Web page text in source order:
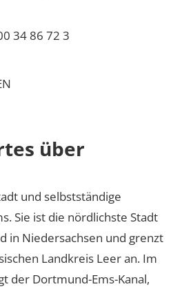
34 86 72 3
über
und selbstständige
Sie ist die nördlichste Stadt
in Niedersachsen und grenzt
Landkreis Leer an. Im
der Dortmund-Ems-Kanal,